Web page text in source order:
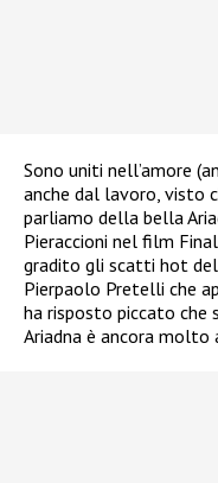
Sono uniti nell’amore
anche dal lavoro, visto
parliamo della bella
Pieraccioni nel film
gradito gli scatti hot del
Pierpaolo Pretelli che
ha risposto piccato
Ariadna è ancora molto